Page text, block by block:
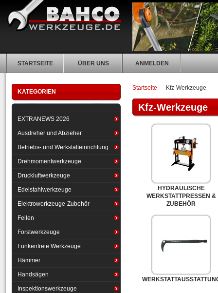
STARTSEITE ÜBER UNS ANMELDEN
Startseite Kfz-Werkzeuge
Kfz-Werkzeuge
HYDRAULISCHE
WERKSTATTPRESSEN &
ZUBEHÖR
KATEGORIEN
EXTRANEWS 2026
Ausdreher und Abzieher
Betriebs- und Werkstatteinrichtung
Drehmomentwerkzeuge
Druckluftwerkzeuge
Edelstahlwerkzeuge
Elektrowerkzeuge-Zubehör
Feilen
Forstwerkzeuge
Funkenfreie Werkzeuge
Hämmer
Handsägen
Inspektionswerkzeuge